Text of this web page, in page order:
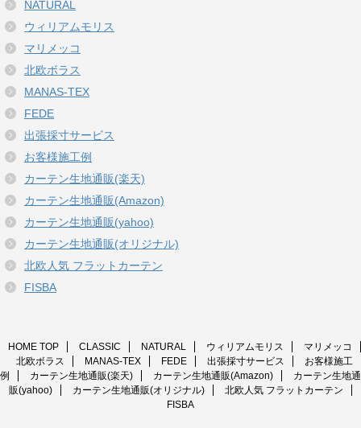
NATURAL
ウィリアムモリス
マリメッコ
北欧ボラス
MANAS-TEX
FEDE
出張採寸サービス
お客様施工例
カーテン生地通販(楽天)
カーテン生地通販(Amazon)
カーテン生地通販(yahoo)
カーテン生地通販(オリジナル)
北欧人気 フラットカーテン
FISBA
HOME TOP CLASSIC NATURAL ウィリアムモリス
マリメッコ
北欧ボラス
MANAS-TEX FEDE 出張採寸サービス
お客様施工
例
カーテン生地通販(楽天) カーテン生地通販(Amazon)
カーテン生地通
販(yahoo)
カーテン生地通販(オリジナル)
北欧人気 フラットカーテン
FISBA